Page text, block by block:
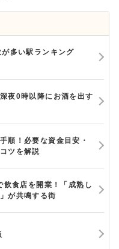
が多い駅ランキング
夜0時以降にお酒を出す
順！必要な資金目安・
ツを解説
飲食店を開業！「成熟し
が共鳴する街